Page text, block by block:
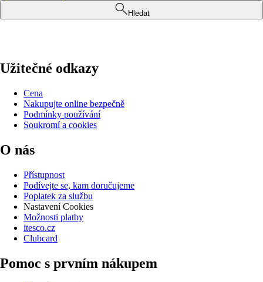
Hledat
Užitečné odkazy
Cena
Nakupujte online bezpečně
Podmínky používání
Soukromí a cookies
O nás
Přístupnost
Podívejte se, kam doručujeme
Poplatek za službu
Nastavení Cookies
Možnosti platby
itesco.cz
Clubcard
Pomoc s prvním nákupem